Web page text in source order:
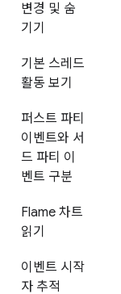
변경 및 숨
기기
기본 스레드
활동 보기
퍼스트 파티
이벤트와 서
드 파티 이
벤트 구분
Flame 차트
읽기
이벤트 시작
자 추적